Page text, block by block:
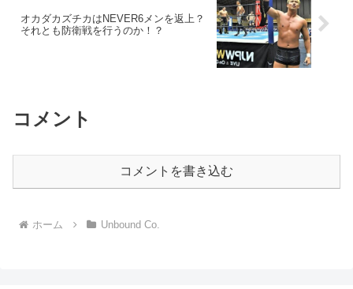
オカダカズチカはNEVER6メンを返上？
それとも防衛戦を行うのか！？
コメント
コメントを書き込む
ホーム Unbound Co.